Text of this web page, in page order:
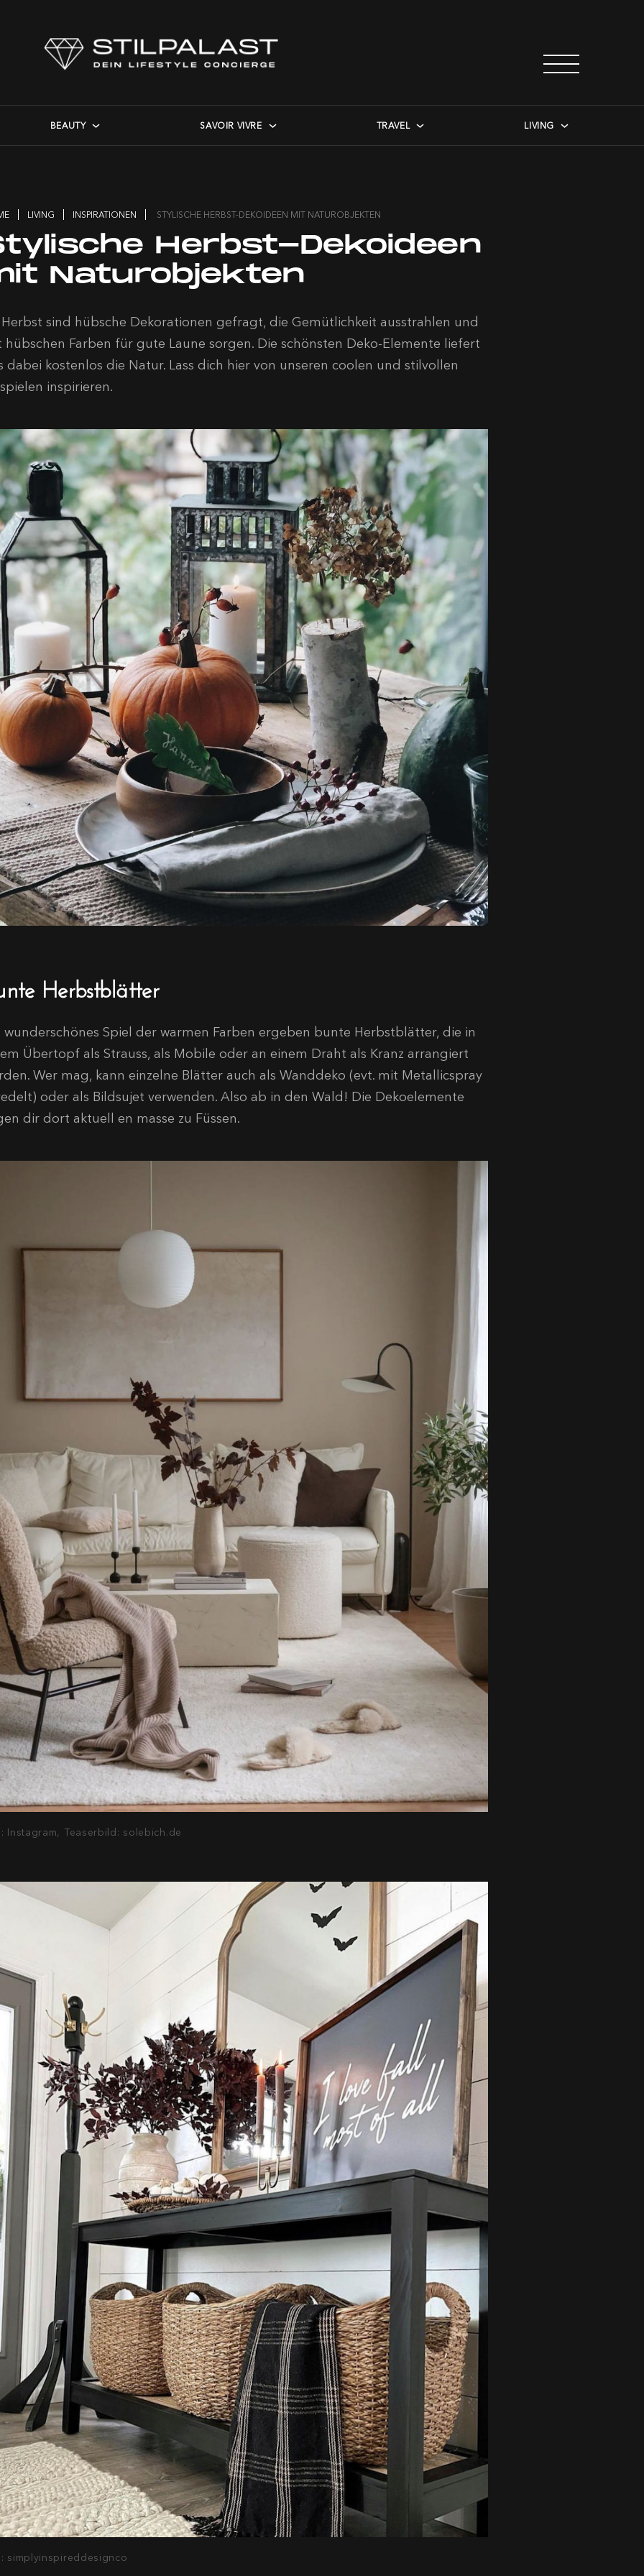
BEAUTY SAVOIR VIVRE TRAVEL LIVING
LIVING INSPIRATIONEN STYLISCHE HERBST-DEKOIDEEN MIT NATUROBJEKTEN
Herbst-Dekoideen
Naturobjekten
sind hübsche Dekorationen gefragt, die Gemütlichkeit ausstrahlen und
hübschen Farben für gute Laune sorgen. Die schönsten Deko-Elemente liefert
dabei kostenlos die Natur. Lass dich hier von unseren coolen und stilvollen
inspirieren.
Herbstblätter
wunderschönes Spiel der warmen Farben ergeben bunte Herbstblätter, die in
Übertopf als Strauss, als Mobile oder an einem Draht als Kranz arrangiert
Wer mag, kann einzelne Blätter auch als Wanddeko (evt. mit Metallicspray
oder als Bildsujet verwenden. Also ab in den Wald! Die Dekoelemente
dir dort aktuell en masse zu Füssen.
Instagram, Teaserbild: solebich.de
simplyinspireddesignco